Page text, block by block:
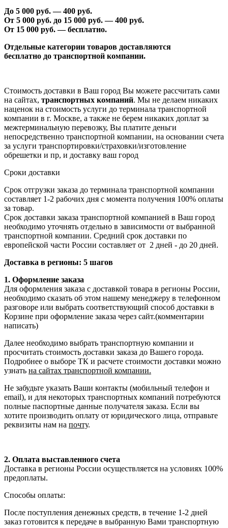
До 5 000 руб. —400 руб.
От 5 000 руб. до 15 000 руб. —400 руб.
От 15 000 руб. — бесплатно.
Отдельные категории товаров доставляются
бесплатно до транспортной компании.
Стоимость доставки в Ваш город Вы можете рассчитать сами
на сайтах, транспортных компаний. Мы не делаем никаких
наценок на стоимость услуги до терминала транспортной
компании в г. Москве, а также не берем никаких доплат за
межтерминальную перевозку, Вы платите деньги
непосредственно транспортной компании, на основании счета
за услуги транспортировки/страховки/изготовление
обрешетки и пр, и доставку ваш город
Сроки доставки
Срок отгрузки заказа до терминала транспортной компании
составляет 1-2 рабочих дня с момента получения 100% оплаты
за товар.
Срок доставки заказа транспортной компанией в Ваш город
необходимо уточнять отдельно в зависимости от выбранной
транспортной компании. Средний срок доставки по
европейской части России составляет от 2 дней - до 20 дней.
Доставка в регионы: 5 шагов
1. Оформление заказа
Для оформления заказа с доставкой товара в регионы России,
необходимо сказать об этом нашему менеджеру в телефонном
разговоре или выбрать соответствующий способ доставки в
Корзине при оформление заказа через сайт.(комментарии
написать)
Далее необходимо выбрать транспортную компании и
просчитать стоимость доставки заказа до Вашего города.
Подробнее о выборе ТК и расчете стоимости доставки можно
узнать на сайтах транспортной компании.
Не забудьте указать Ваши контакты (мобильный телефон и
email), и для некоторых транспортных компаний потребуются
полные паспортные данные получателя заказа. Если вы
хотите производить оплату от юридического лица, отправьте
реквизиты нам на почту.
2. Оплата выставленного счета
Доставка в регионы России осуществляется на условиях 100%
предоплаты.
Способы оплаты:
После поступления денежных средств, в течение 1-2 дней
заказ готовится к передаче в выбранную Вами транспортную